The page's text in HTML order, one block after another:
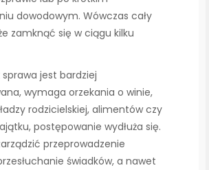
dowodowym. Wówczas cały
zamknąć się w ciągu kilku
sprawa jest bardziej
wymaga orzekania o winie,
rodzicielskiej, alimentów czy
postępowanie wydłuża się.
przeprowadzenie
świadków, a nawet